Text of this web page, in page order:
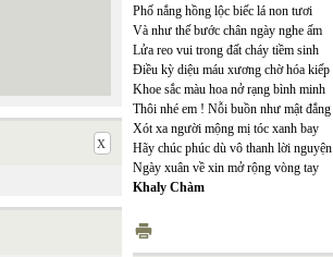
Phố nắng hồng lộc biếc lá non tươi
Và như thế bước chân ngày nghe ấm
Lửa reo vui trong đất cháy tiềm sinh
Điều kỳ diệu máu xương chờ hóa kiếp
Khoe sắc màu hoa nở rạng bình minh
Thôi nhé em ! Nỗi buồn như mật đắng
Xót xa người mộng mị tóc xanh bay
Hãy chúc phúc dù vô thanh lời nguyện
Ngày xuân về xin mở rộng vòng tay
Khaly Chàm